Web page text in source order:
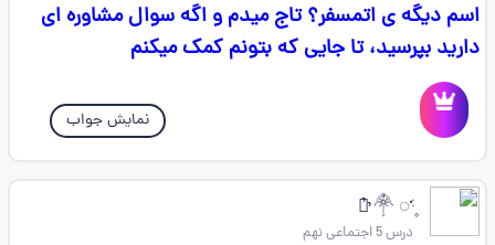
اسم دیگه ی اتمسفر؟ تاج میدم و اگه سوال مشاوره ای
دارید بپرسید، تا جایی که بتونم کمک میکنم
نمایش جواب
ֺ۪𓋇 𑀀‌ּ ‌᷎᷎݃
درس 5 اجتماعی نهم